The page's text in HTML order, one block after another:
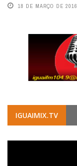
18 DE MARÇO DE 2016
IGUAIMIX.TV